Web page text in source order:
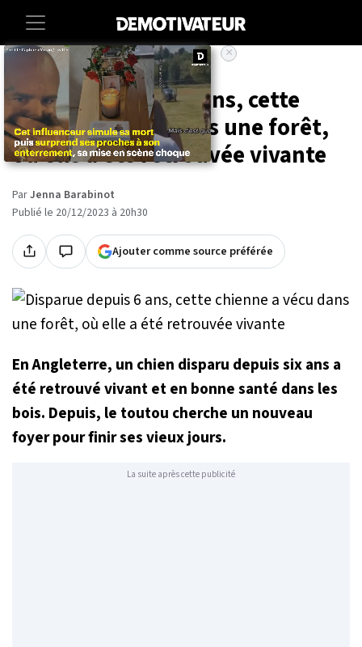
Societe Animaux
Disparue depuis 6 ans, cette
chienne a vécu dans une forêt,
où elle a été retrouvée vivante
ParJenna Barabinot
Publié le 20/12/2023 à 20h30
Ajouter comme source préférée
En Angleterre, un chien disparu depuis six ans a
été retrouvé vivant et en bonne santé dans les
bois. Depuis, le toutou cherche un nouveau
foyer pour finir ses vieux jours.
La suite après cette publicité
×